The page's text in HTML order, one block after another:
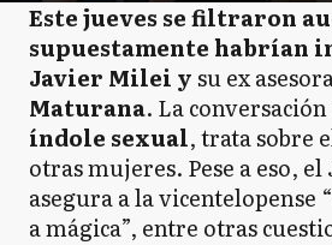
Este jueves se filtraron
supuestamente habrían
Javier Milei ysu ex
Maturana. La
índole sexual, trata sobre
otras mujeres. Pese a eso, el
asegura a la vicentelopense
a mágica”, entre otras